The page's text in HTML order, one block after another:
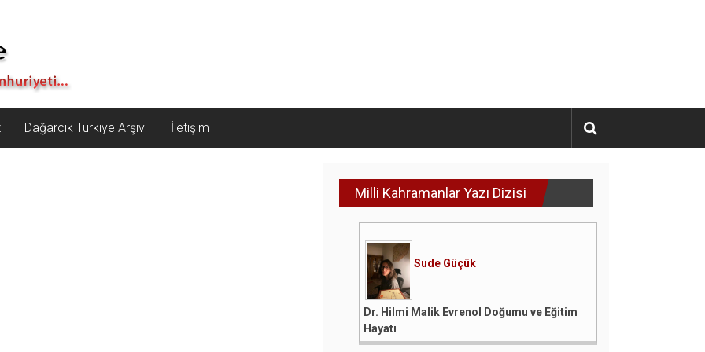
Dağarcık Türkiye Arşivi İletişim
Milli Kahramanlar Yazı Dizisi
Sude Güçük
Dr. Hilmi Malik Evrenol Doğumu ve Eğitim
Hayatı